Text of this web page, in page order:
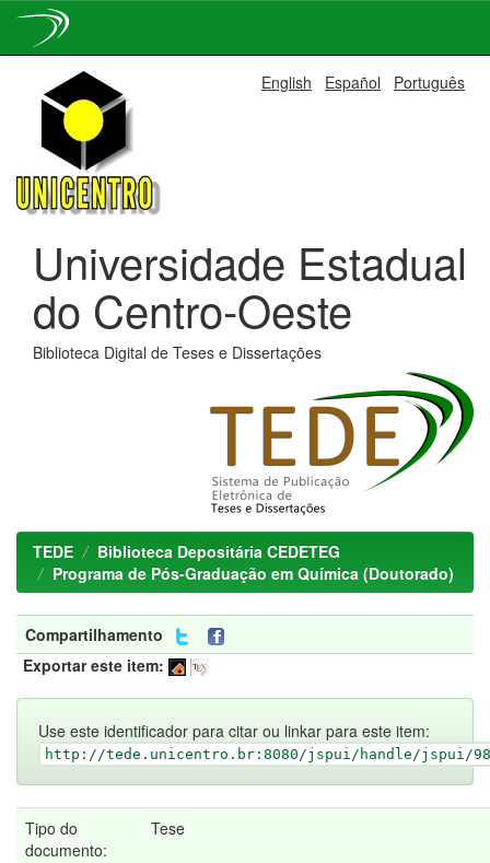
navigation
English Español Português
Universidade Estadual
do Centro-Oeste
Biblioteca Digital de Teses e Dissertações
TEDE
Biblioteca Depositária CEDETEG
Programa de Pós-Graduação em Química (Doutorado)
Compartilhamento
Exportar este item:
Use este identificador para citar ou linkar para este item:
http://tede.unicentro.br:8080/jspui/handle/jspui/
Tipo do
documento:
Tese